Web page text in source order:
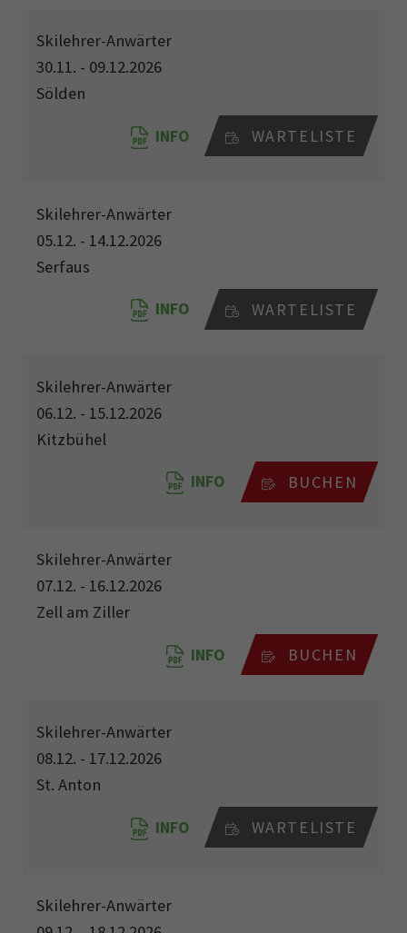
Skilehrer-Anwärter
30.11. - 09.12.2026
Sölden
INFO WARTELISTE
Skilehrer-Anwärter
05.12. - 14.12.2026
Serfaus
INFO WARTELISTE
Skilehrer-Anwärter
06.12. - 15.12.2026
Kitzbühel
INFO BUCHEN
Skilehrer-Anwärter
07.12. - 16.12.2026
Zell am Ziller
INFO BUCHEN
Skilehrer-Anwärter
08.12. - 17.12.2026
St. Anton
INFO WARTELISTE
Skilehrer-Anwärter